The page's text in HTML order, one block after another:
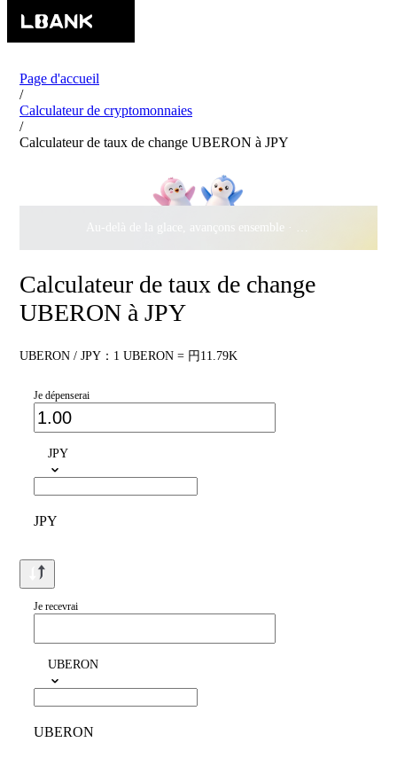
Page d'accueil
/
Calculateur de cryptomonnaies
/
Calculateur de taux de change UBERON à JPY
Au-delà de la glace, avançons ensemble ·
500 000 $
Calculateur de taux de change
UBERON à JPY
UBERON / JPY：1 UBERON = 円11.79K
Je dépenserai
JPY
JPY
Je recevrai
UBERON
UBERON